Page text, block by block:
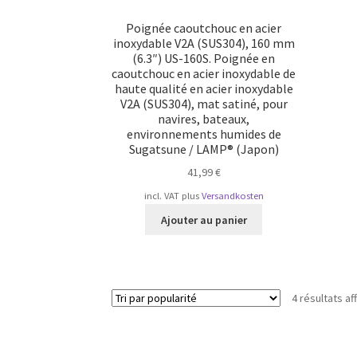
Poignée caoutchouc en acier
inoxydable V2A (SUS304), 160 mm
(6.3″) US-160S. Poignée en
caoutchouc en acier inoxydable de
haute qualité en acier inoxydable
V2A (SUS304), mat satiné, pour
navires, bateaux,
environnements humides de
Sugatsune / LAMP® (Japon)
41,99€
incl. VAT plus Versandkosten
Ajouter au panier
4 résultats